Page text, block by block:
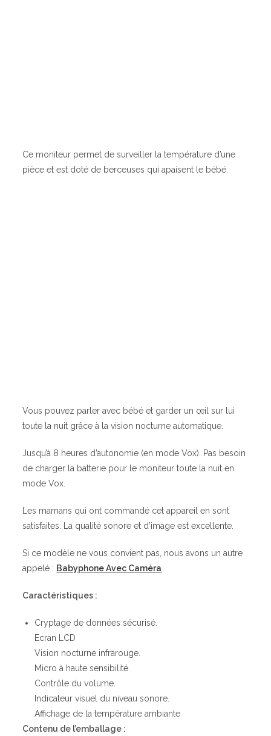
Ce moniteur permet de surveiller la température d’une
pièce et est doté de berceuses qui apaisent le bébé.
Vous pouvez parler avec bébé et garder un œil sur lui
toute la nuit grâce à la vision nocturne automatique.
Jusqu’à 8 heures d’autonomie (en mode Vox). Pas besoin
de charger la batterie pour le moniteur toute la nuit en
mode Vox.
Les mamans qui ont commandé cet appareil en sont
satisfaites. La qualité sonore et d’image est excellente.
Si ce modèle ne vous convient pas, nous avons un autre
appelé : Babyphone Avec Caméra
Caractéristiques :
Cryptage de données sécurisé.
Ecran LCD
Vision nocturne infrarouge.
Micro à haute sensibilité.
Contrôle du volume.
Indicateur visuel du niveau sonore.
Affichage de la température ambiante
Contenu de l’emballage :